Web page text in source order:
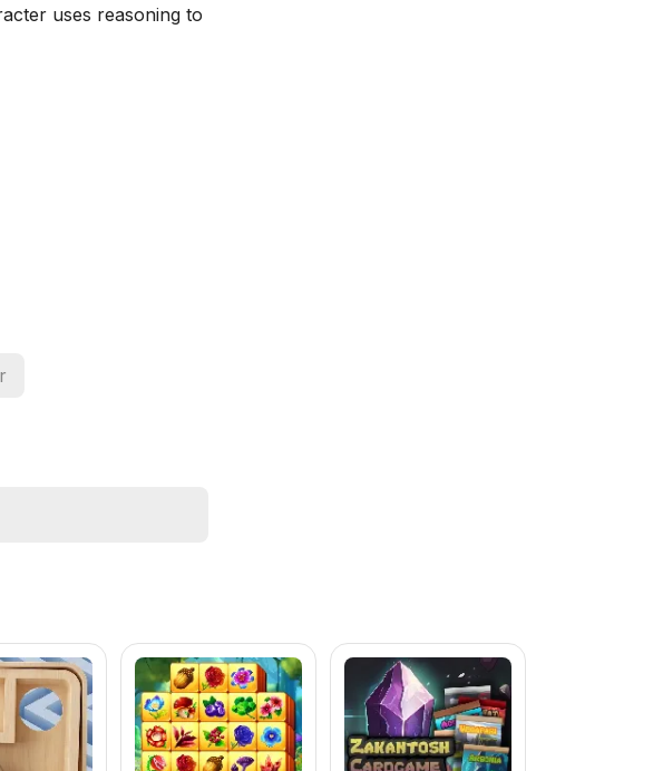
uses reasoning to